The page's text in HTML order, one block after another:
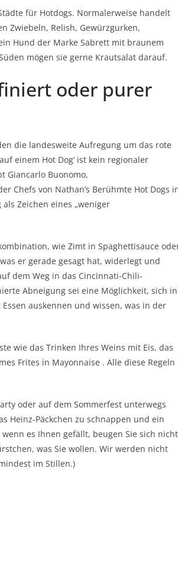
für Hotdogs. Normalerweise handelt
Zwiebeln, Relish, Gewürzgurken,
Hund der Marke Sabrett mit braunem
mögen sie gerne Krautsalat darauf.
oder purer
die landesweite Aufregung um das rote
einem Hot Dog‘ ist kein regionaler
Giancarlo Buonomo,
Chefs von Nathan’s Berühmte Hot Dogs
Zeichen eines „weniger
wie Zimt in Spaghettisauce
er gerade gesagt hat, widerlegt und
dem Weg in das Cincinnati-Chili-
Abneigung sei eine Möglichkeit, sich in
auskennen und wissen, was in der
wie das Trinken Ihres Weins mit Eis, das
Frites in Mayonnaise . Alle diese Regeln
oder auf dem Sommerfest unterwegs
Heinz-Päckchen zu schnappen und ein
es Ihnen gefällt, beugen Sie sich nicht
was Sie wollen. Wir werden nicht
im Stillen.)